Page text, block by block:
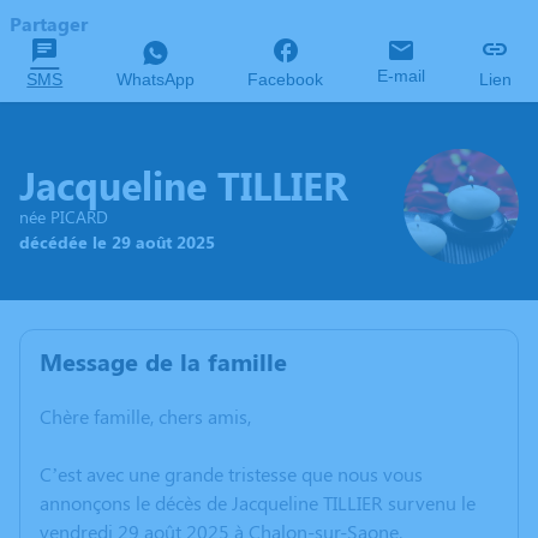
Partager
SMS WhatsApp Facebook E-mail Lien
Jacqueline TILLIER
née PICARD
décédée le 29 août 2025
Message de la famille
Chère famille, chers amis,
C’est avec une grande tristesse que nous vous
annonçons le décès de Jacqueline TILLIER survenu le
vendredi 29 août 2025 à Chalon-sur-Saone.